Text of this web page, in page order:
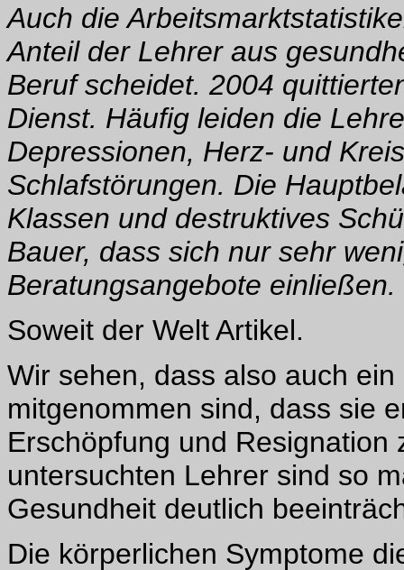
Auch die
Anteil der Lehrer aus
Beruf scheidet. 2004
Dienst. Häufig leiden die
Depressionen, Herz- und
Schlafstörungen. Die
Klassen und destruktives
Bauer, dass sich nur sehr
Beratungsangebote einließen.
Soweit der Welt Artikel.
Wir sehen, dass also auch
mitgenommen sind, dass sie
Erschöpfung und
untersuchten Lehrer sind so
Gesundheit deutlich
Die körperlichen Symptome